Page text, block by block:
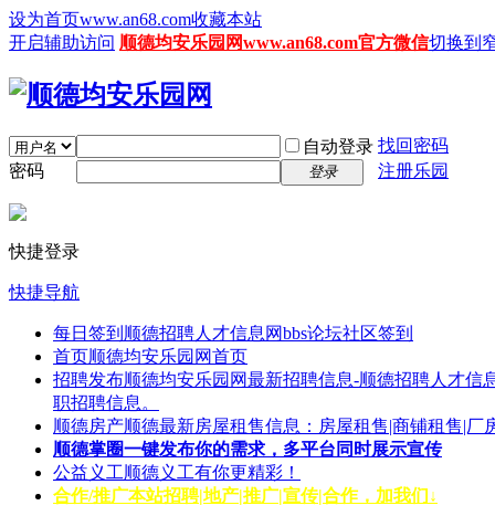
设为首页www.an68.com收藏本站
开启辅助访问 顺德均安乐园网www.an68.com官方微信切换到
自动登录 找回密码
密码
登录 注册乐园
快捷登录
快捷导航
每日签到 顺德招聘人才信息网bbs论坛社区签到
首页顺德均安乐园网首页
招聘发布顺德均安乐园网最新招聘信息-顺德招聘人才信
职招聘信息。
顺德房产顺德最新房屋租售信息：房屋租售|商铺租售|厂
顺德掌圈一键发布你的需求，多平台同时展示宣传
公益义工顺德义工有你更精彩！
合作/推广本站招聘|地产|推广|宣传|合作，加我们↓